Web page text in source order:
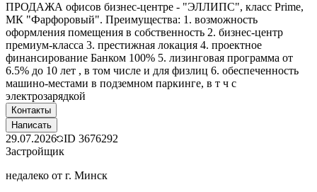
ПРОДАЖА офисов бизнес-центре - "ЭЛЛИПС", класс Prime,
МК "Фарфоровый". Преимущества: 1. возможность
оформления помещения в собственность 2. бизнес-центр
премиум-класса 3. престижная локация 4. проектное
финансирование Банком 100% 5. лизинговая программа от
6.5% до 10 лет , в том числе и для физлиц 6. обеспеченность
машино-местами в подземном паркинге, в т ч с
электрозарядкой
Контакты
Написать
29.07.2026 ID 3676292
Застройщик
недалеко от г. Минск